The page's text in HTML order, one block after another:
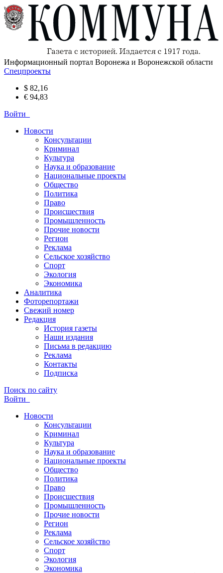
Информационный портал Воронежа и Воронежской области
Спецпроекты
$ 82,16
€ 94,83
Войти
Новости
Консультации
Криминал
Культура
Наука и образование
Национальные проекты
Общество
Политика
Право
Происшествия
Промышленность
Прочие новости
Регион
Реклама
Сельское хозяйство
Спорт
Экология
Экономика
Аналитика
Фоторепортажи
Свежий номер
Редакция
История газеты
Наши издания
Письма в редакцию
Реклама
Контакты
Подписка
Поиск по сайту
Войти
Новости
Консультации
Криминал
Культура
Наука и образование
Национальные проекты
Общество
Политика
Право
Происшествия
Промышленность
Прочие новости
Регион
Реклама
Сельское хозяйство
Спорт
Экология
Экономика